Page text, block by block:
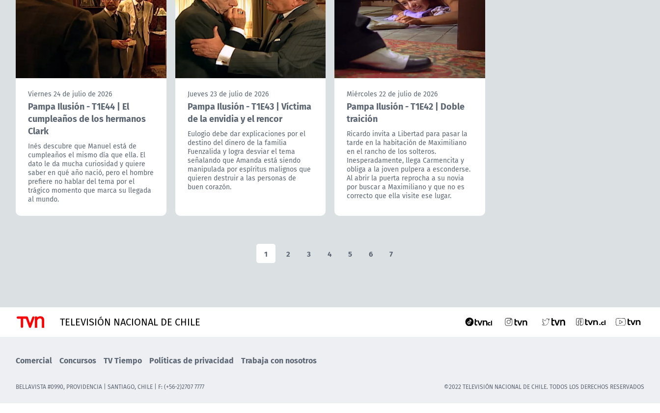
Viernes 24 de julio de 2026
Pampa Ilusión - T1E44 | El
cumpleaños de los hermanos
Clark
Inés descubre que Manuel está de
cumpleaños el mismo día que ella. El
dato le da mucha curiosidad y quiere
saber en qué año nació, pero el hombre
prefiere no hablar del tema por el
trágico momento que marca su llegada
al mundo.
Jueves 23 de julio de 2026
Pampa Ilusión - T1E43 | Víctima
de la envidia y el rencor
Eulogio debe dar explicaciones por el
destino del dinero de la familia
Fuenzalida y logra desviar el tema
señalando que Amanda está siendo
manipulada por espíritus malignos que
quieren destruir a las personas de
buen corazón.
Miércoles 22 de julio de 2026
Pampa Ilusión - T1E42 | Doble
traición
Ricardo invita a Libertad para pasar la
tarde en la habitación de Maximiliano
en el rancho de los solteros.
Inesperadamente, llega Carmencita y
obliga a la joven pulpera a esconderse.
Al abrir la puerta reprocha a su novia
por buscar a Maximiliano y que no es
correcto que ella visite ese lugar.
1 2 3 4 5 6 7
TELEVISIÓN NACIONAL DE CHILE
Comercial Concursos TV Tiempo Políticas de privacidad Trabaja con nosotros
BELLAVISTA #0990, PROVIDENCIA | SANTIAGO, CHILE | F: (+56-2)2707 7777 ©2022 TELEVISIÓN NACIONAL DE CHILE. TODOS LOS DERECHOS RESERVADOS